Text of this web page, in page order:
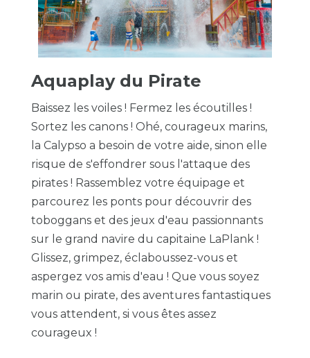
Aquaplay du Pirate
Baissez les voiles ! Fermez les écoutilles !
Sortez les canons ! Ohé, courageux marins,
la Calypso a besoin de votre aide, sinon elle
risque de s'effondrer sous l'attaque des
pirates ! Rassemblez votre équipage et
parcourez les ponts pour découvrir des
toboggans et des jeux d'eau passionnants
sur le grand navire du capitaine LaPlank !
Glissez, grimpez, éclaboussez-vous et
aspergez vos amis d'eau ! Que vous soyez
marin ou pirate, des aventures fantastiques
vous attendent, si vous êtes assez
courageux !